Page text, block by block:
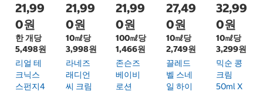
21,99
0원
한 개당
5,498원
리얼 테
크닉스
스펀지4
21,99
0원
10㎖당
3,998원
라네즈
래디언
씨 크림
21,99
0원
100㎖당
1,466원
존슨즈
베이비
로션
27,49
0원
10㎖당
2,749원
끌레드
벨 스네
일 하이
32,99
0원
10㎖당
3,299원
믹순 콩
크림
50ml X